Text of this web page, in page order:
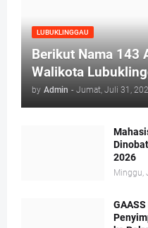
LUBUKLINGGAU
Berikut Nama 143
Walikota
by Admin - Jumat, Juli 31,
2026
Minggu,